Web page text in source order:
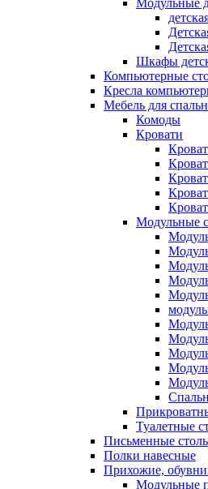
Модульные
Шкафы
Компьютерные
Кресла
Мебель для
Комоды
Кровати
Модульные
Туалетные
Письменные
Полки навесные
Прихожие,
Модульные